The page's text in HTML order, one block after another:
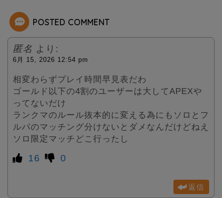
POSTED COMMENT
匿名 より:
6月 15, 2026 12:54 pm
相変わらずプレイ時間早見表だわ
ゴールド以下の4割のユーザーは大してAPEXや
ってないだけ
ランクマのルール抜本的に変える為にもソロとフ
ルパのマッチング分けないとダメなんだけどねえ
ソロ限定マッチどこ行ったし
16 0
返信